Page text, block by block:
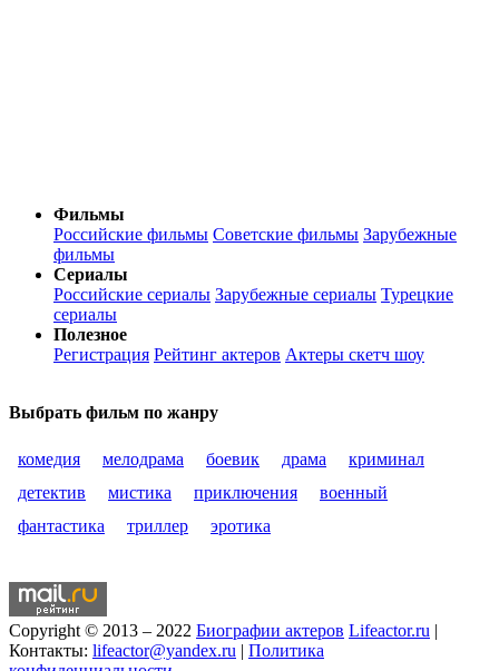
Фильмы
Российские фильмы Советские фильмы Зарубежные
фильмы
Сериалы
Российские сериалы Зарубежные сериалы Турецкие
сериалы
Полезное
Регистрация Рейтинг актеров Актеры скетч шоу
Выбрать фильм по жанру
комедия мелодрама боевик драма
криминал
детектив
мистика приключения
военный
фантастика
триллер эротика
Copyright © 2013 – 2022 Биографии актеров Lifeactor.ru |
Контакты: lifeactor@yandex.ru | Политика